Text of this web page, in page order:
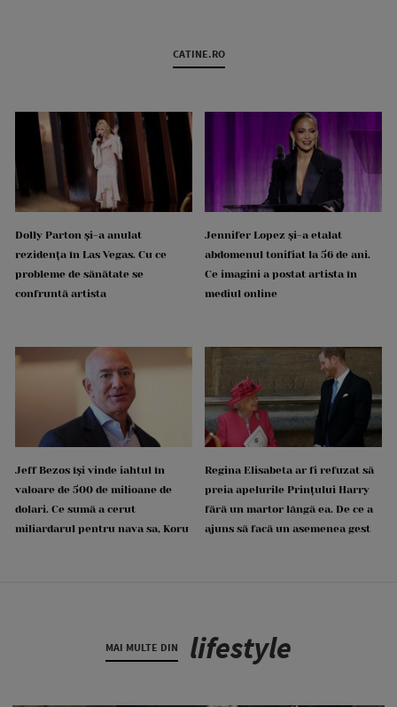
CATINE.RO
Dolly Parton și-a anulat
rezidența în Las Vegas. Cu ce
probleme de sănătate se
confruntă artista
Jennifer Lopez și-a etalat
abdomenul tonifiat la 56 de ani.
Ce imagini a postat artista în
mediul online
Jeff Bezos își vinde iahtul în
valoare de 500 de milioane de
dolari. Ce sumă a cerut
miliardarul pentru nava sa, Koru
Regina Elisabeta ar fi refuzat să
preia apelurile Prințului Harry
fără un martor lângă ea. De ce a
ajuns să facă un asemenea gest
MAI MULTE DIN lifestyle